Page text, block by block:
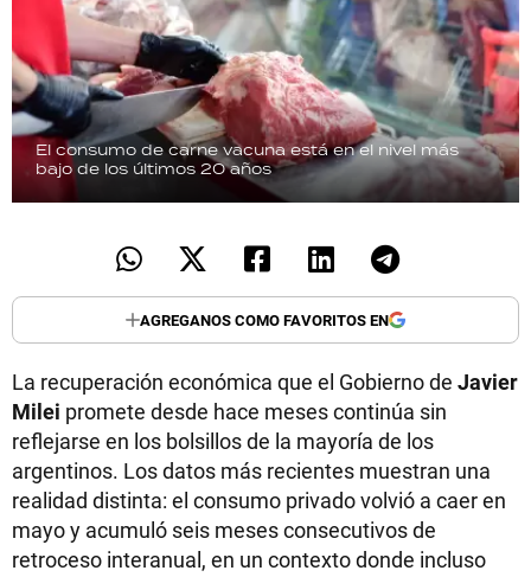
El consumo de carne vacuna está en el nivel más
bajo de los últimos 20 años
AGREGANOS COMO FAVORITOS EN
La recuperación económica que el Gobierno de Javier
Milei promete desde hace meses continúa sin
reflejarse en los bolsillos de la mayoría de los
argentinos. Los datos más recientes muestran una
realidad distinta: el consumo privado volvió a caer en
mayo y acumuló seis meses consecutivos de
retroceso interanual, en un contexto donde incluso
Seguinos